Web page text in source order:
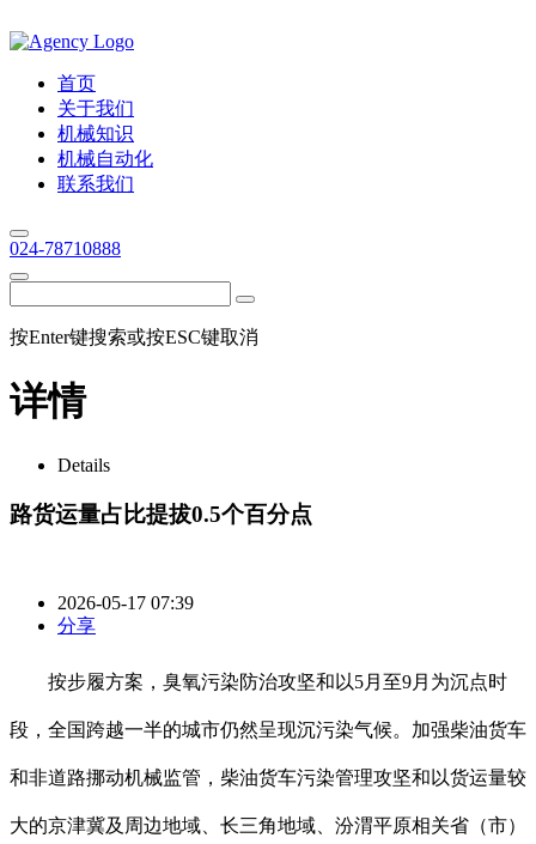
首页
关于我们
机械知识
机械自动化
联系我们
024-78710888
按Enter键搜索或按ESC键取消
详情
Details
路货运量占比提拔0.5个百分点
2026-05-17 07:39
分享
按步履方案，臭氧污染防治攻坚和以5月至9月为沉点时
段，全国跨越一半的城市仍然呈现沉污染气候。加强柴油货车
和非道路挪动机械监管，柴油货车污染管理攻坚和以货运量较
大的京津冀及周边地域、长三角地域、汾渭平原相关省（市）